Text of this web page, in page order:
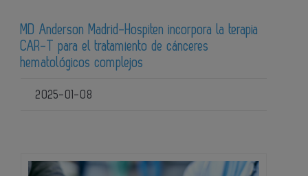
MD Anderson Madrid-Hospiten incorpora la terapia
CAR-T para el tratamiento de cánceres
hematológicos complejos
2025-01-08